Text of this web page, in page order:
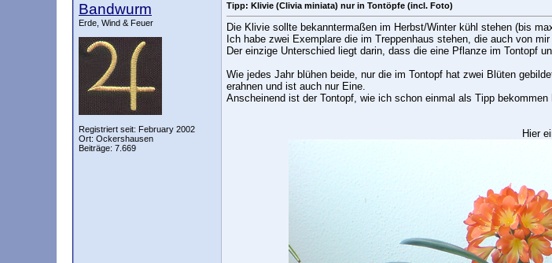
Bandwurm
Erde, Wind & Feuer
Registriert seit: February 2002
Ort: Ockershausen
Beiträge: 7.669
Tipp: Klivie (Clivia miniata) nur in Tontöpfe (incl. Foto)
Die Klivie sollte bekanntermaßen im Herbst/Winter kühl stehen (bis
Ich habe zwei Exemplare die im Treppenhaus stehen, die auch von
Der einzige Unterschied liegt darin, dass die eine Pflanze im Tontopf
Wie jedes Jahr blühen beide, nur die im Tontopf hat zwei Blüten
erahnen und ist auch nur Eine.
Anscheinend ist der Tontopf, wie ich schon einmal als Tipp
Hier